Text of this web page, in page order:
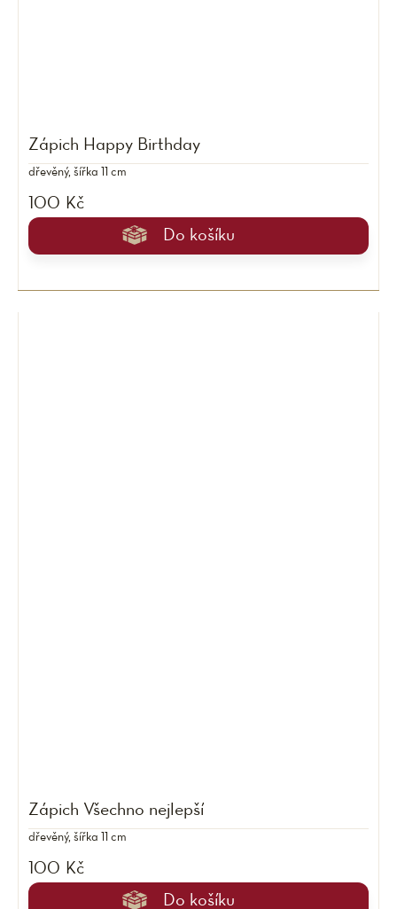
Zápich Happy Birthday
100 Kč
Do košíku
dřevěný, šířka 11 cm
Zápich Všechno nejlepší
100 Kč
Do košíku
dřevěný, šířka 11 cm